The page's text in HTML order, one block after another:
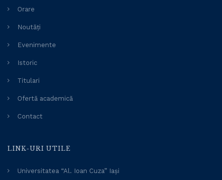
Orare
Noutăți
Evenimente
Istoric
Titulari
Ofertă academică
Contact
LINK-URI UTILE
Universitatea “Al. Ioan Cuza” Iași